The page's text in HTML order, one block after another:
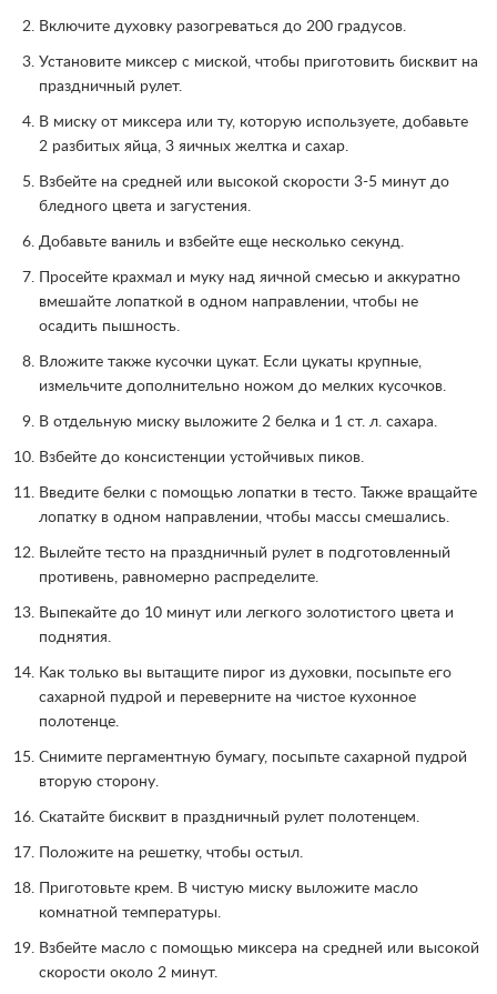
Включите духовку разогреваться до 200 градусов.
Установите миксер с миской, чтобы приготовить бисквит на
праздничный рулет.
В миску от миксера или ту, которую используете, добавьте
2 разбитых яйца, 3 яичных желтка и сахар.
Взбейте на средней или высокой скорости 3-5 минут до
бледного цвета и загустения.
Добавьте ваниль и взбейте еще несколько секунд.
Просейте крахмал и муку над яичной смесью и аккуратно
вмешайте лопаткой в одном направлении, чтобы не
осадить пышность.
Вложите также кусочки цукат. Если цукаты крупные,
измельчите дополнительно ножом до мелких кусочков.
В отдельную миску выложите 2 белка и 1 ст. л. сахара.
Взбейте до консистенции устойчивых пиков.
Введите белки с помощью лопатки в тесто. Также вращайте
лопатку в одном направлении, чтобы массы смешались.
Вылейте тесто на праздничный рулет в подготовленный
противень, равномерно распределите.
Выпекайте до 10 минут или легкого золотистого цвета и
поднятия.
Как только вы вытащите пирог из духовки, посыпьте его
сахарной пудрой и переверните на чистое кухонное
полотенце.
Снимите пергаментную бумагу, посыпьте сахарной пудрой
вторую сторону.
Скатайте бисквит в праздничный рулет полотенцем.
Положите на решетку, чтобы остыл.
Приготовьте крем. В чистую миску выложите масло
комнатной температуры.
Взбейте масло с помощью миксера на средней или высокой
скорости около 2 минут.